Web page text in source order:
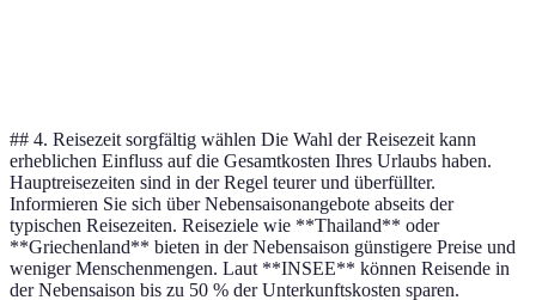
## 4. Reisezeit sorgfältig wählen Die Wahl der Reisezeit kann
erheblichen Einfluss auf die Gesamtkosten Ihres Urlaubs haben.
Hauptreisezeiten sind in der Regel teurer und überfüllter.
Informieren Sie sich über Nebensaisonangebote abseits der
typischen Reisezeiten. Reiseziele wie **Thailand** oder
**Griechenland** bieten in der Nebensaison günstigere Preise und
weniger Menschenmengen. Laut **INSEE** können Reisende in
der Nebensaison bis zu 50 % der Unterkunftskosten sparen.